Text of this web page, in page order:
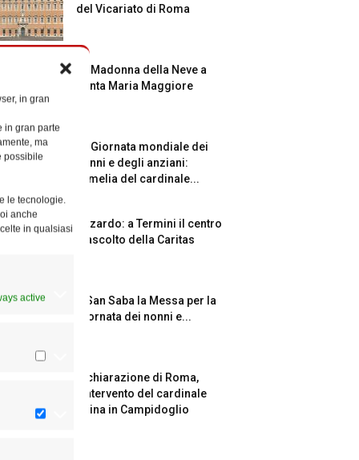
in gran
in gran parte
ma
possibile
le tecnologie.
anche
in qualsiasi
active
del Vicariato di Roma
La Madonna della Neve a
Santa Maria Maggiore
La Giornata mondiale dei
nonni e degli anziani:
l’omelia del cardinale...
Azzardo: a Termini il centro
d’ascolto della Caritas
A San Saba la Messa per la
Giornata dei nonni e...
Dichiarazione di Roma,
l’intervento del cardinale
Reina in Campidoglio